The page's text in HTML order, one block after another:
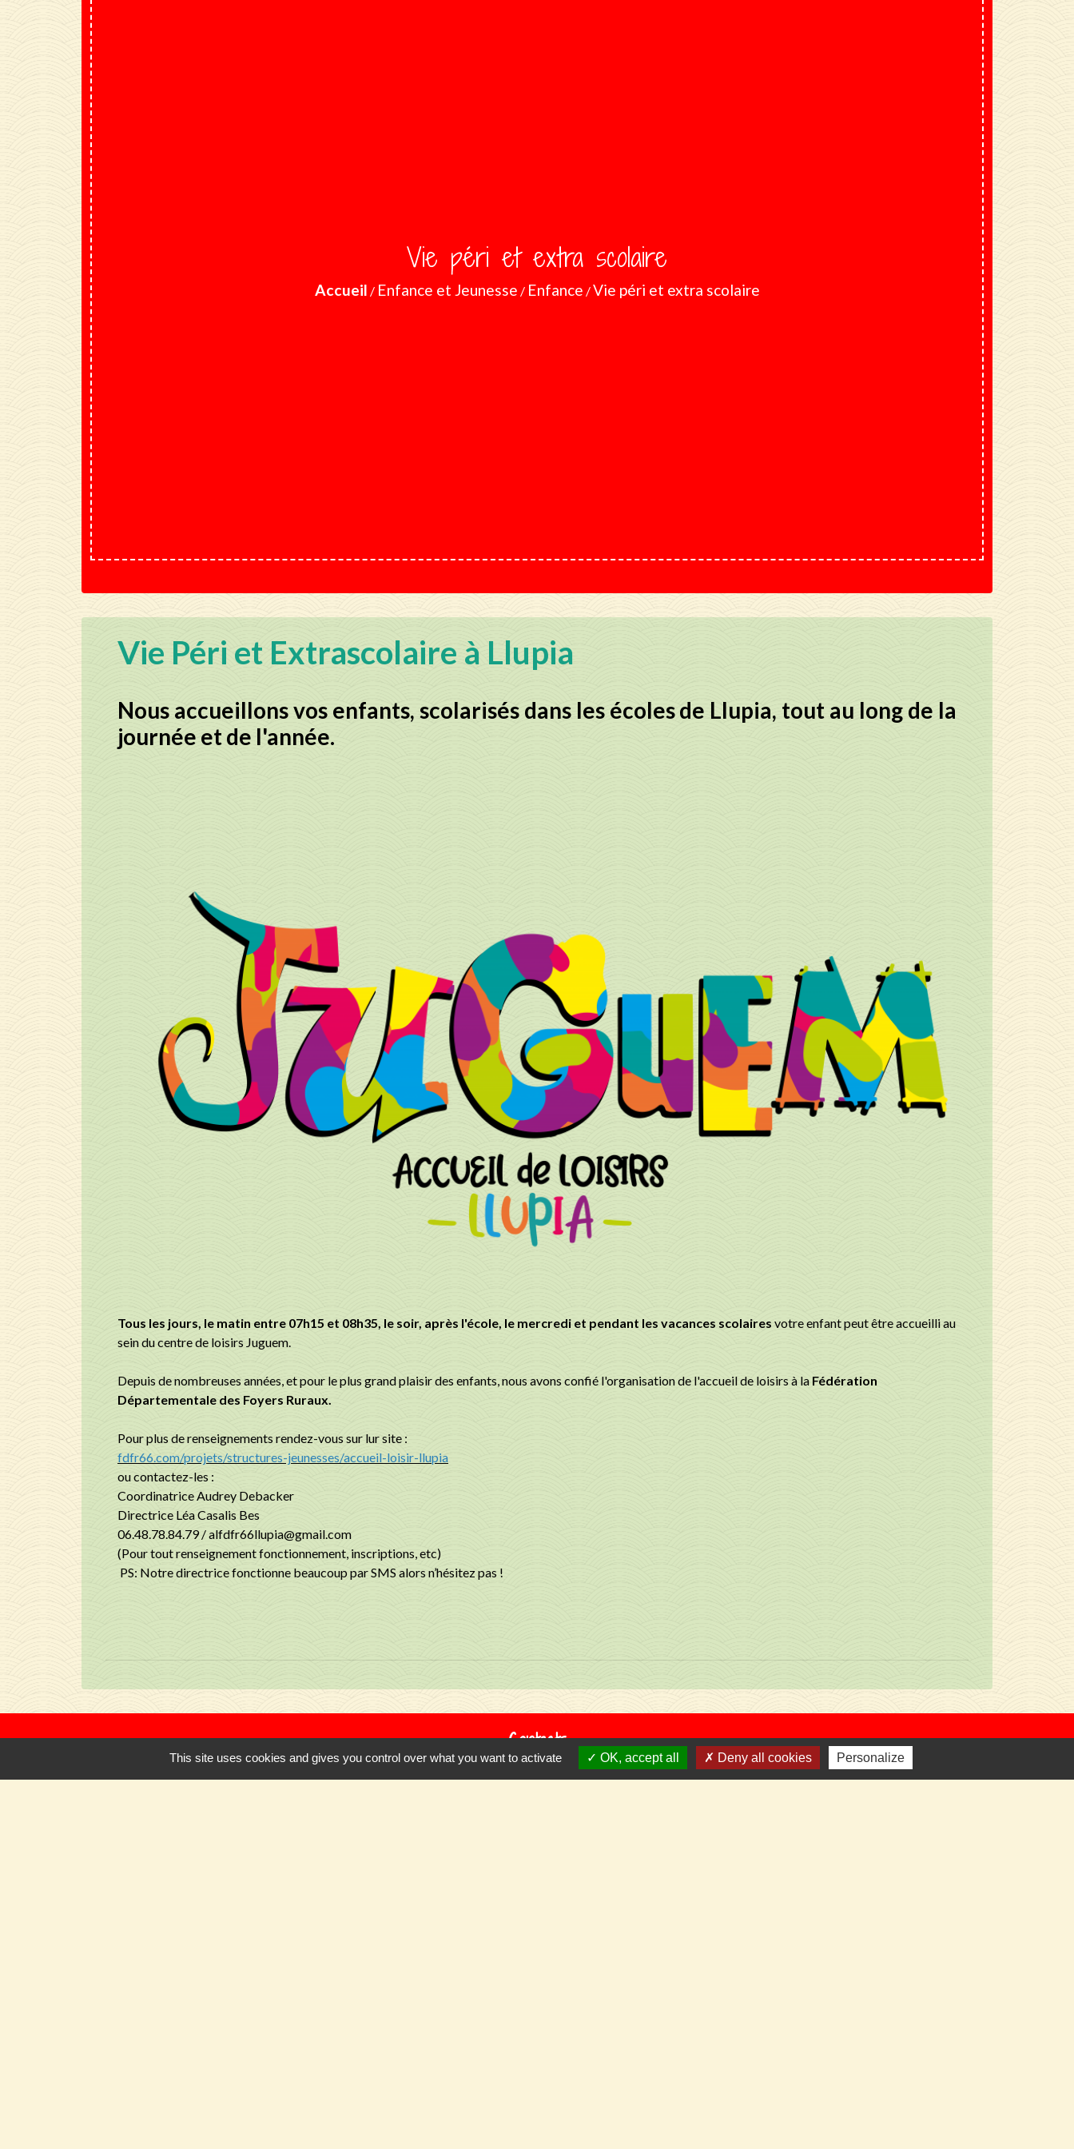
Vie péri et extra scolaire
Accueil / Enfance et Jeunesse / Enfance /Vie péri et extra scolaire
Vie Péri et Extrascolaire à Llupia
Nous accueillons vos enfants, scolarisés dans les écoles de Llupia, tout au long de la
journée et de l'année.
Tous les jours, le matin entre 07h15 et 08h35, le soir, après l'école, le mercredi et pendant les vacances scolaires votre enfant peut être accueilli au
sein du centre de loisirs Juguem.
Depuis de nombreuses années, et pour le plus grand plaisir des enfants, nous avons confié l'organisation de l'accueil de loisirs à la Fédération
Départementale des Foyers Ruraux.
Pour plus de renseignements rendez-vous sur lur site :
fdfr66.com/projets/structures-jeunesses/accueil-loisir-llupia
ou contactez-les :
Coordinatrice Audrey Debacker
Directrice Léa Casalis Bes
06.48.78.84.79 / alfdfr66llupia@gmail.com
(Pour tout renseignement fonctionnement, inscriptions, etc)
PS: Notre directrice fonctionne beaucoup par SMS alors n’hésitez pas !
Contacts
Commune de Llupia
This site uses cookies and gives you control over what you want to activate OK, accept all Deny all cookies Personalize